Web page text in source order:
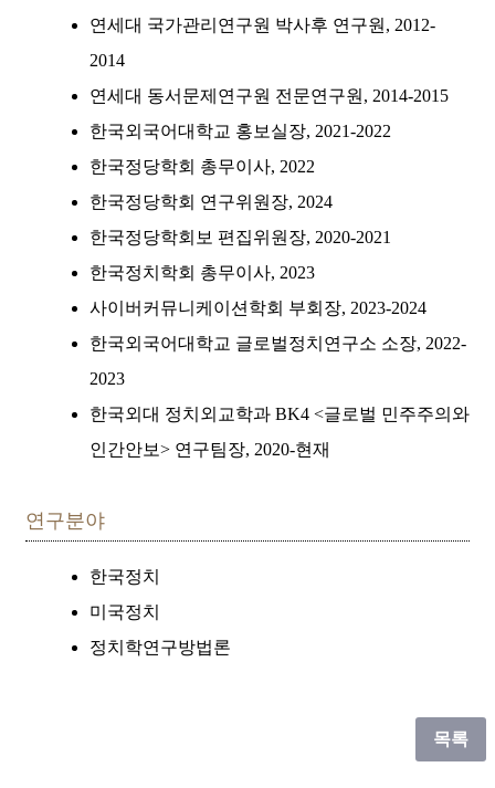
연세대 국가관리연구원 박사후 연구원, 2012-
2014
연세대 동서문제연구원 전문연구원, 2014-2015
한국외국어대학교 홍보실장, 2021-2022
한국정당학회 총무이사, 2022
한국정당학회 연구위원장, 2024
한국정당학회보 편집위원장, 2020-2021
한국정치학회 총무이사, 2023
사이버커뮤니케이션학회 부회장, 2023-2024
한국외국어대학교 글로벌정치연구소 소장, 2022-
2023
한국외대 정치외교학과 BK4 <글로벌 민주주의와
인간안보> 연구팀장, 2020-현재
연구분야
한국정치
미국정치
정치학연구방법론